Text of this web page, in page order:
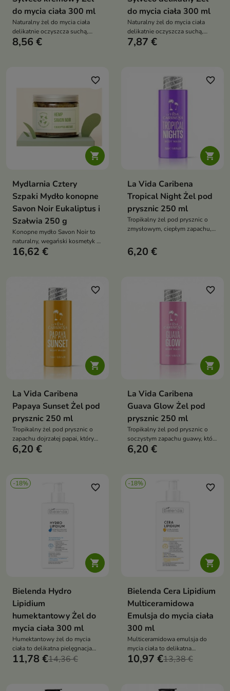
do mycia ciała 300 ml
Naturalny żel do mycia ciała
delikatnie oczyszcza suchą,
wrażliwą i atopową skórę,
8,56 €
do mycia ciała 300 ml
Naturalny żel do mycia ciała
delikatnie oczyszcza suchą,
wrażliwą i atopową skórę,
7,87 €

favorite_border
Mydlarnia Cztery
Szpaki Mydło konopne
Savon Noir Eukaliptus i
Szałwia 250 g
Konopne mydło Savon Noir to
naturalny, wegański kosmetyk o
żelowej konsystencji, który
16,62 €

favorite_border
La Vida Caribena
Tropical Night Żel pod
prysznic 250 ml
Tropikalny żel pod prysznic o
zmysłowym, ciepłym zapachu,
i pozostawia ją świeżą oraz
przyjemnie pachnącą
6,20 €

favorite_border
La Vida Caribena
Papaya Sunset Żel pod
prysznic 250 ml
Tropikalny żel pod prysznic o
zapachu dojrzałej papai, który
delikatnie oczyszcza skórę i
6,20 €

favorite_border
La Vida Caribena
Guava Glow Żel pod
prysznic 250 ml
Tropikalny żel pod prysznic o
soczystym zapachu guawy, który
delikatnie oczyszcza skórę i
6,20 €
-18%

favorite_border
Bielenda Hydro
Lipidium
humektantowy Żel do
mycia ciała 300 ml
Humektantowy żel do mycia
ciała to delikatna pielęgnacja
oczyszczająca, która skutecznie
11,78 €14,36 €
-18%

favorite_border
Bielenda Cera Lipidium
Multiceramidowa
Emulsja do mycia ciała
300 ml
Multiceramidowa emulsja do
mycia ciała to delikatna
pielęgnacja oczyszczająca, która
10,97 €13,38 €